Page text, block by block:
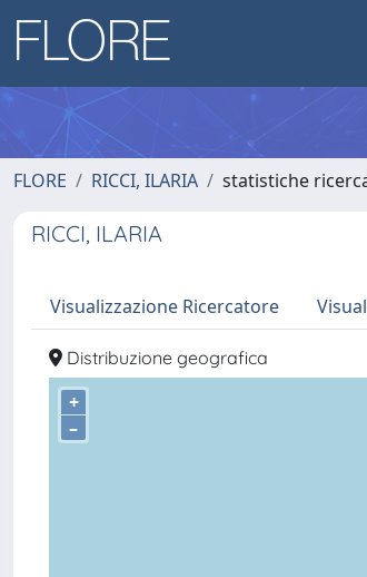
FLORE RICCI, ILARIA statistiche
RICCI, ILARIA
Visualizzazione Ricercatore
Distribuzione geografica
+
–